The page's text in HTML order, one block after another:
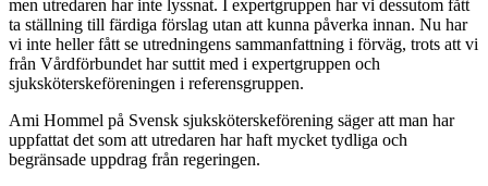
men utredaren har inte lyssnat. I expertgruppen har vi dessutom fått
ta ställning till färdiga förslag utan att kunna påverka innan. Nu har
vi inte heller fått se utredningens sammanfattning i förväg, trots att vi
från Vårdförbundet har suttit med i expertgruppen och
sjuksköterskeföreningen i referensgruppen.
Ami Hommel på Svensk sjuksköterskeförening säger att man har
uppfattat det som att utredaren har haft mycket tydliga och
begränsade uppdrag från regeringen.